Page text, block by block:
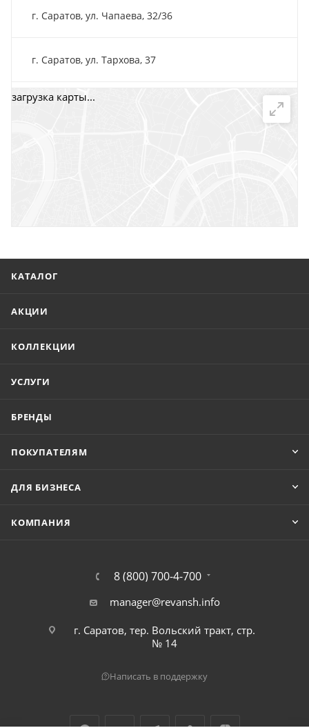
г. Саратов, ул. Чапаева, 32/36
г. Саратов, ул. Тархова, 37
г. Саратов, пр-т. 50 лет Октября, 118Д, помещ. 15
загрузка карты...
КАТАЛОГ
АКЦИИ
КОЛЛЕКЦИИ
УСЛУГИ
БРЕНДЫ
ПОКУПАТЕЛЯМ
ДЛЯ БИЗНЕСА
КОМПАНИЯ
8 (800) 700-4-700
manager@revansh.info
г. Саратов, тер. Вольский тракт, стр.
№ 14
Написать в поддержку